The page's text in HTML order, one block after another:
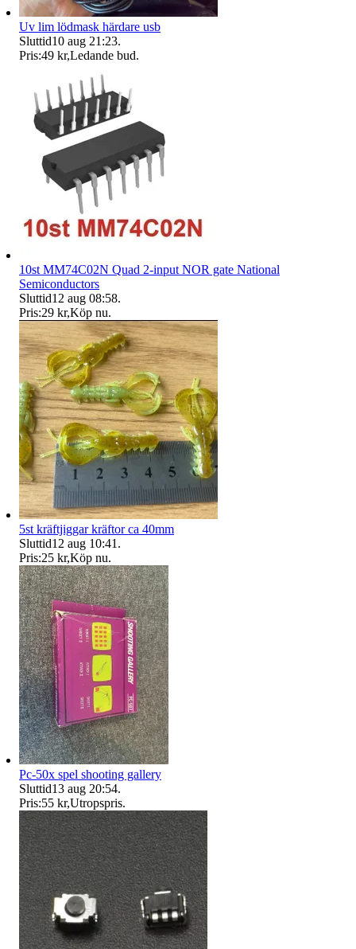
Uv lim lödmask härdare usb
Sluttid10 aug 21:23.
Pris:49 kr,Ledande bud.
10st MM74C02N Quad 2-input NOR gate National
Semiconductors
Sluttid12 aug 08:58.
Pris:29 kr,Köp nu.
5st kräftjiggar kräftor ca 40mm
Sluttid12 aug 10:41 .
Pris:25 kr,Köp nu.
Pc-50x spel shooting gallery
Sluttid13 aug 20:54.
Pris:55 kr,Utropspris.